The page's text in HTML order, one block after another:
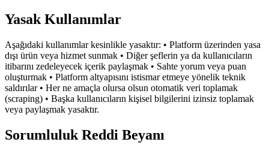
Yasak Kullanımlar
Aşağıdaki kullanımlar kesinlikle yasaktır: • Platform üzerinden yasa
dışı ürün veya hizmet sunmak • Diğer şeflerin ya da kullanıcıların
itibarını zedeleyecek içerik paylaşmak • Sahte yorum veya puan
oluşturmak • Platform altyapısını istismar etmeye yönelik teknik
saldırılar • Her ne amaçla olursa olsun otomatik veri toplamak
(scraping) • Başka kullanıcıların kişisel bilgilerini izinsiz toplamak
veya paylaşmak yasaktır.
Sorumluluk Reddi Beyanı